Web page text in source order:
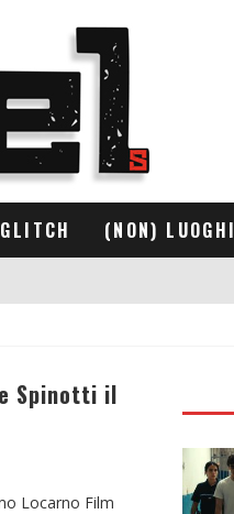
GLITCH (NON) LUOGHI
Spinotti il
Locarno Film